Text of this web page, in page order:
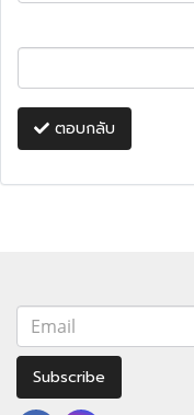
ตอบกลับ
Subscribe